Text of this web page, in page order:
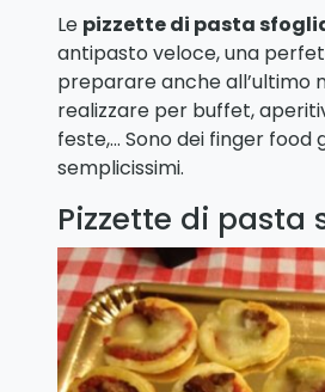
Le pizzette di pasta
antipasto veloce, una
preparare anche all’ultimo
realizzare per buffet,
feste,… Sono dei finger food
semplicissimi.
Pizzette di pasta